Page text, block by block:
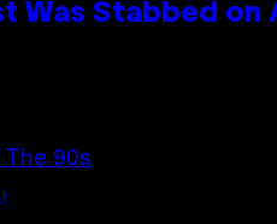
Was Stabbed on